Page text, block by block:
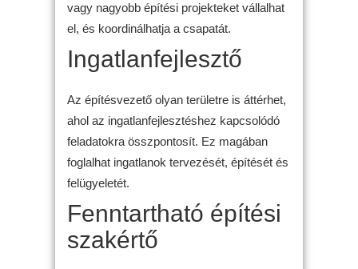
vagy nagyobb építési projekteket vállalhat
el, és koordinálhatja a csapatát.
Ingatlanfejlesztő
Az építésvezető olyan területre is áttérhet,
ahol az ingatlanfejlesztéshez kapcsolódó
feladatokra összpontosít. Ez magában
foglalhat ingatlanok tervezését, építését és
felügyeletét.
Fenntartható építési
szakértő